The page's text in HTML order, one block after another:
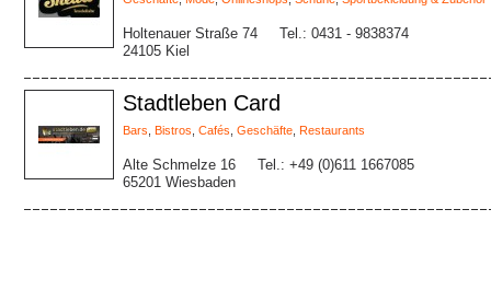
Holtenauer Straße 74
24105 Kiel
Tel.: 0431 - 9838374
Stadtleben Card
Bars Bistros Cafés Geschäfte Restaurants
Alte Schmelze 16
65201 Wiesbaden
Tel.: +49 (0)611 1667085